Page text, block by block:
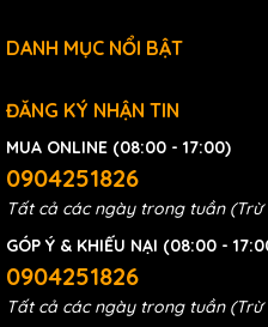
DANH MỤC NỔI BẬT
ĐĂNG KÝ NHẬN TIN
MUA ONLINE (08:00 - 17:00)
0904251826
Tất cả các ngày trong tuần
GÓP Ý & KHIẾU NẠI (08:00 -
0904251826
Tất cả các ngày trong tuần